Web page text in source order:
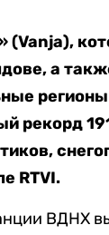
а
рекорд
RTVI.
ВДНХ